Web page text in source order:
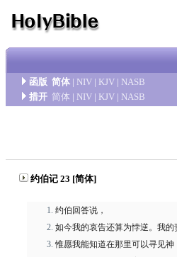
函版 简体 | NIV | KJV | NASB
措开 简体 | NIV | KJV | NASB
约伯记 23 [简体]
约伯回答说，
如今我的哀告还算为悖逆。我的
惟愿我能知道在那里可以寻见神